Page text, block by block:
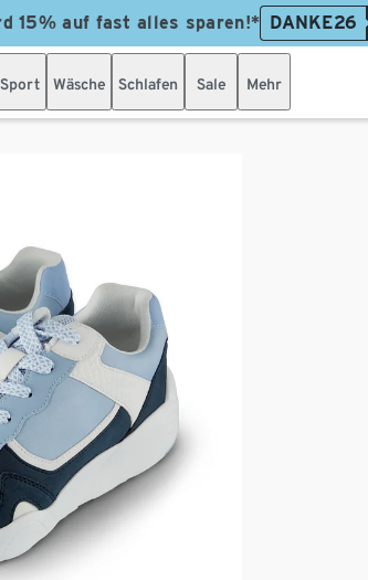
15% auf fast alles sparen!* DANKE26
Sport Wäsche Schlafen Sale Mehr